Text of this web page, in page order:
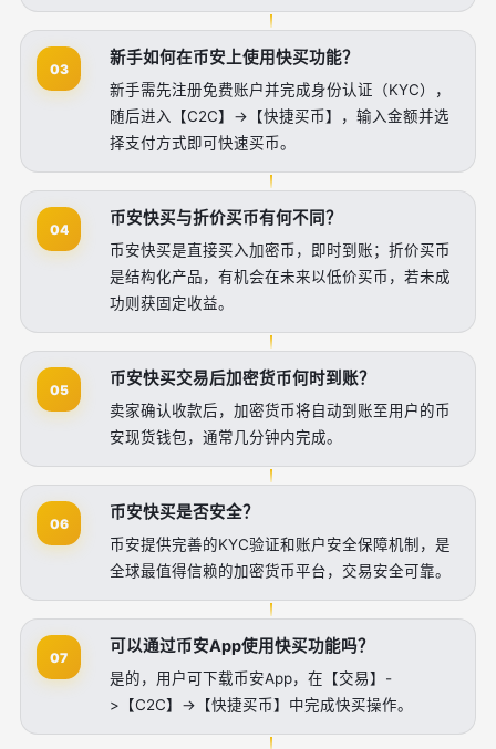
03
新手如何在币安上使用快买功能？
新手需先注册免费账户并完成身份认证（KYC），
随后进入【C2C】->【快捷买币】，输入金额并选
择支付方式即可快速买币。
04
币安快买与折价买币有何不同？
币安快买是直接买入加密币，即时到账；折价买币
是结构化产品，有机会在未来以低价买币，若未成
功则获固定收益。
05
币安快买交易后加密货币何时到账？
卖家确认收款后，加密货币将自动到账至用户的币
安现货钱包，通常几分钟内完成。
06
币安快买是否安全？
币安提供完善的KYC验证和账户安全保障机制，是
全球最值得信赖的加密货币平台，交易安全可靠。
07
可以通过币安App使用快买功能吗？
是的，用户可下载币安App，在【交易】-
>【C2C】->【快捷买币】中完成快买操作。